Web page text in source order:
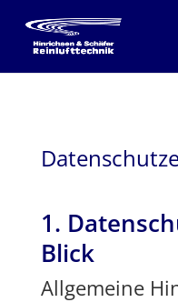
1.
Blick
Allgemeine